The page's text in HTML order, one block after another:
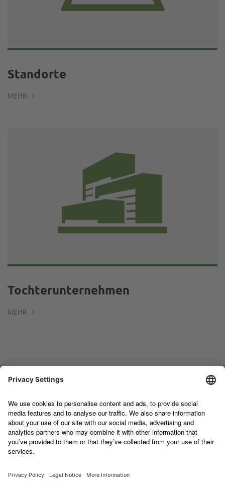
Standorte
MEHR
Tochterunternehmen
MEHR
Saarbrücker Straße 9
66538 Neunkirchen
+49 6821 40289-0
info@terrag.de